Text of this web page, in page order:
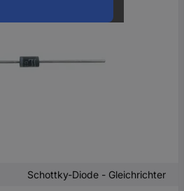
Schottky-Diode - Gleichrichter